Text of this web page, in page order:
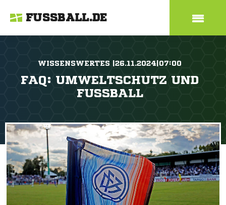
FUSSBALL.DE
WISSENSWERTES |26.11.2024|07:00
FAQ: UMWELTSCHUTZ UND
FUSSBALL